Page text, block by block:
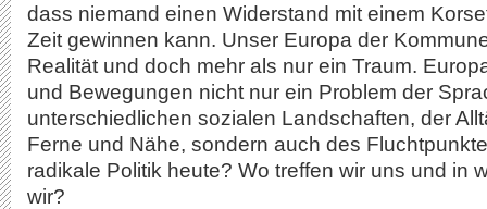
dass niemand einen Widerstand mit einem
Zeit gewinnen kann. Unser Europa der
Realität und doch mehr als nur ein Traum.
und Bewegungen nicht nur ein Problem der
unterschiedlichen sozialen Landschaften, der
Ferne und Nähe, sondern auch des
radikale Politik heute? Wo treffen wir uns und in
wir?